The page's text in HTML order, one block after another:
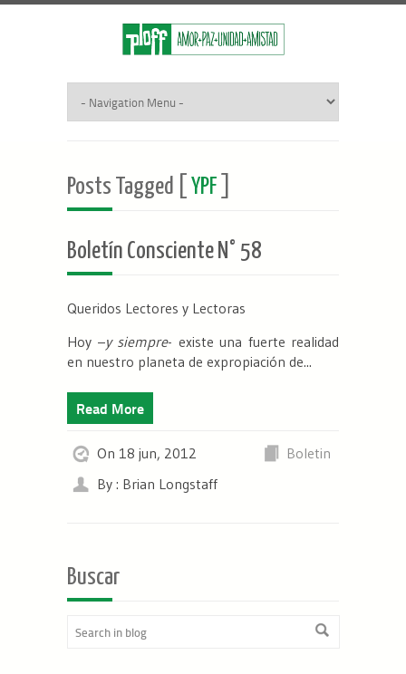
Posts Tagged [ YPF
Boletín Consciente N° 58
Queridos Lectores y Lectoras
Hoy –y siempre- existe una fuerte realidad
en nuestro planeta de expropiación de...
Read More
On 18 jun, 2012
Boletin
By : Brian Longstaff
Buscar